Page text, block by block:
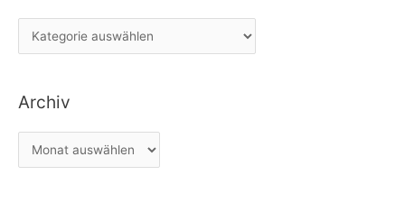
c
h
a
e
Archiv
r